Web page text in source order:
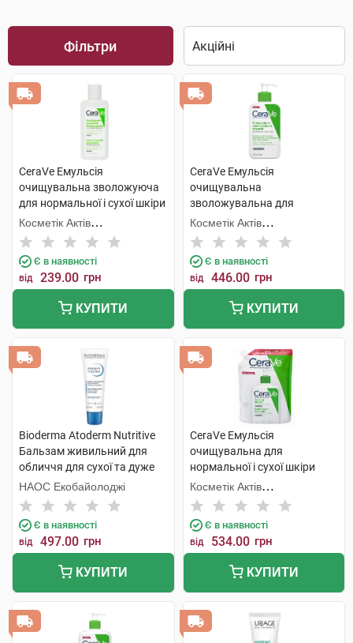
Фільтри
CeraVe Емульсія
очищувальна зволожуюча
для нормальної і сухої шкіри
обличчя та тіла 88 мл 1
флакон
Косметік Актів
Інтернаціональ
Є в наявності
від 239.00 грн
КУПИТИ
CeraVe Емульсія
очищувальна
зволожувальна для
нормальної і сухої шкіри
обличчя і тіла 236 мл 1
флакон
Косметік Актів
Інтернаціональ
Є в наявності
від 446.00 грн
КУПИТИ
Bioderma Atoderm Nutritive
Бальзам живильний для
обличчя для сухої та дуже
сухої чутливої шкіри 40 мл 1
туба
НАОС Екобайолоджі
Є в наявності
від 497.00 грн
КУПИТИ
CeraVe Емульсія
очищувальна для
нормальної і сухої шкіри
обличчя та тіла 473 мл 1
пакет
Косметік Актів
Інтернаціональ
Є в наявності
від 534.00 грн
КУПИТИ